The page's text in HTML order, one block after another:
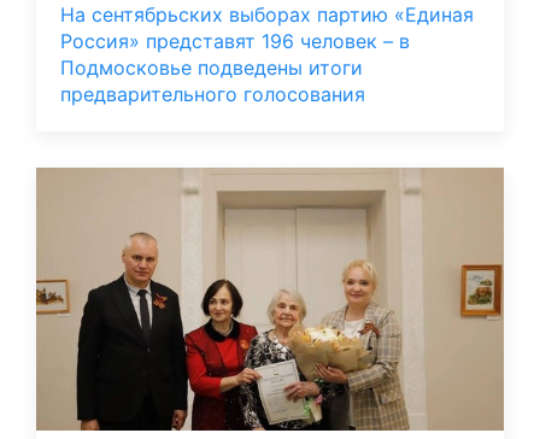
На сентябрьских выборах партию «Единая
Россия» представят 196 человек – в
Подмосковье подведены итоги
предварительного голосования